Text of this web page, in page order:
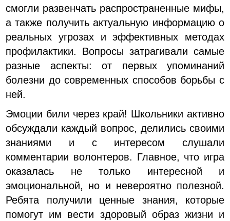
смогли развенчать распространенные мифы,
а также получить актуальную информацию о
реальных угрозах и эффективных методах
профилактики. Вопросы затрагивали самые
разные аспекты: от первых упоминаний
болезни до современных способов борьбы с
ней.
Эмоции били через край! Школьники активно
обсуждали каждый вопрос, делились своими
знаниями и с интересом слушали
комментарии волонтеров. Главное, что игра
оказалась не только интересной и
эмоциональной, но и невероятно полезной.
Ребята получили ценные знания, которые
помогут им вести здоровый образ жизни и